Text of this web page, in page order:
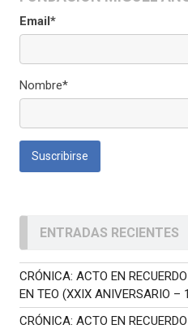
Email*
Nombre*
ENTRADAS RECIENTES
CRÓNICA: ACTO EN
EN TEO (XXIX ANIVERSARIO
CRÓNICA: ACTO EN